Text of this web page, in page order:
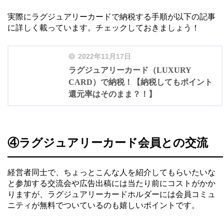
実際にラグジュアリーカードで納税する手順が以下の記事
に詳しく載っています。チェックしておきましょう！
2022年11月17日
ラグジュアリーカード（LUXURY
CARD）で納税！【納税してもポイント
還元率はそのまま？！】
④ラグジュアリーカード会員との交流
経営者同士で、ちょっとこんな人を紹介してもらいたいな
と参加する交流会や広告出稿には当たり前にコストがかか
りますが、ラグジュアリーカードホルダーには会員コミュ
ニティが無料でついているのも嬉しいポイントです。